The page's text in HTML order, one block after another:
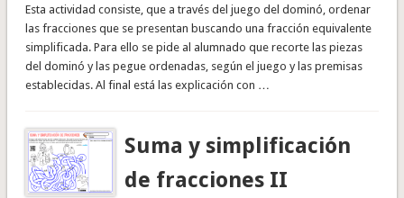
Esta actividad consiste, que a través del juego del dominó, ordenar
las fracciones que se presentan buscando una fracción equivalente
simplificada. Para ello se pide al alumnado que recorte las piezas
del dominó y las pegue ordenadas, según el juego y las premisas
establecidas. Al final está las explicación con …
Suma y simplificación
de fracciones II